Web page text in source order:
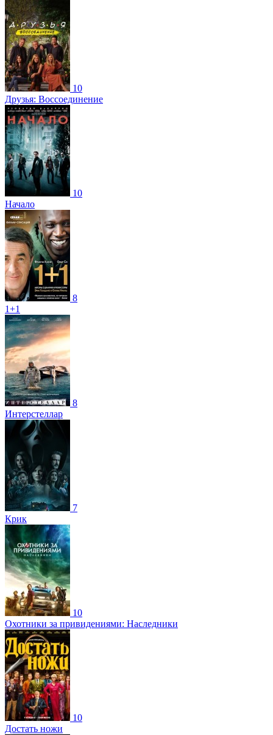
10
Друзья: Воссоединение
10
Начало
8
1+1
8
Интерстеллар
7
Крик
10
Охотники за привидениями: Наследники
10
Достать ножи